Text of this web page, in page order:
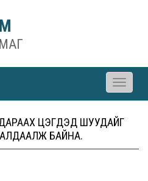
Toggle
ЦЭГҮҮДЭД ШУУДАЙГ
БАЙНА.